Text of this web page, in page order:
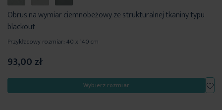
Obrus na wymiar ciemnobeżowy ze strukturalnej tkaniny typu
blackout
Przykładowy rozmiar: 40 x 140 cm
93,00 zł
Wybierz rozmiar